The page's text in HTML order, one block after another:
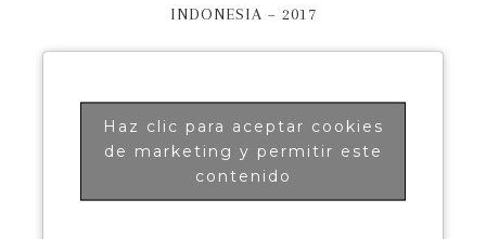
INDONESIA – 2017
Haz clic para aceptar cookies
de marketing y permitir este
contenido